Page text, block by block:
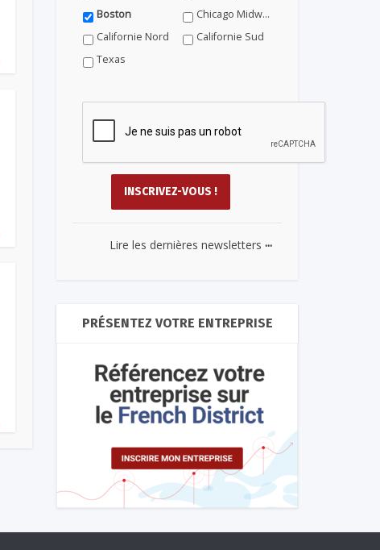
Boston
Chicago Midwest
Californie Nord
Californie Sud
Texas
Lire les dernières newsletters ...
PRÉSENTEZ VOTRE ENTREPRISE